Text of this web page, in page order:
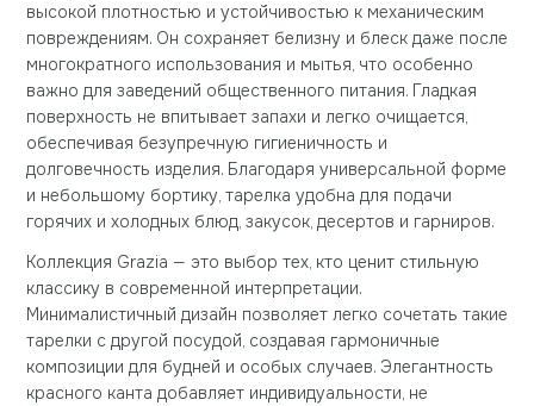
высокой плотностью и устойчивостью к механическим
повреждениям. Он сохраняет белизну и блеск даже после
многократного использования и мытья, что особенно
важно для заведений общественного питания. Гладкая
поверхность не впитывает запахи и легко очищается,
обеспечивая безупречную гигиеничность и
долговечность изделия. Благодаря универсальной форме
и небольшому бортику, тарелка удобна для подачи
горячих и холодных блюд, закусок, десертов и гарниров.
Коллекция Grazia — это выбор тех, кто ценит стильную
классику в современной интерпретации.
Минималистичный дизайн позволяет легко сочетать такие
тарелки с другой посудой, создавая гармоничные
композиции для будней и особых случаев. Элегантность
красного канта добавляет индивидуальности, не